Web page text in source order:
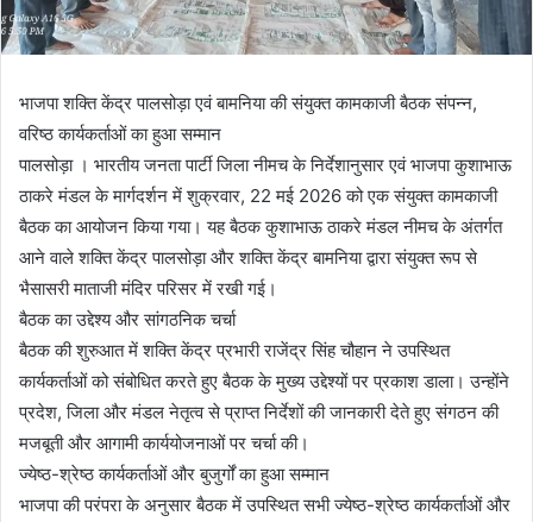
​भाजपा शक्ति केंद्र पालसोड़ा एवं बामनिया की संयुक्त कामकाजी बैठक संपन्न,
वरिष्ठ कार्यकर्ताओं का हुआ सम्मान
​पालसोड़ा । भारतीय जनता पार्टी जिला नीमच के निर्देशानुसार एवं भाजपा कुशाभाऊ
ठाकरे मंडल के मार्गदर्शन में शुक्रवार, 22 मई 2026 को एक संयुक्त कामकाजी
बैठक का आयोजन किया गया। यह बैठक कुशाभाऊ ठाकरे मंडल नीमच के अंतर्गत
आने वाले शक्ति केंद्र पालसोड़ा और शक्ति केंद्र बामनिया द्वारा संयुक्त रूप से
भैसासरी माताजी मंदिर परिसर में रखी गई।
​बैठक का उद्देश्य और सांगठनिक चर्चा
​बैठक की शुरुआत में शक्ति केंद्र प्रभारी राजेंद्र सिंह चौहान ने उपस्थित
कार्यकर्ताओं को संबोधित करते हुए बैठक के मुख्य उद्देश्यों पर प्रकाश डाला। उन्होंने
प्रदेश, जिला और मंडल नेतृत्व से प्राप्त निर्देशों की जानकारी देते हुए संगठन की
मजबूती और आगामी कार्ययोजनाओं पर चर्चा की।
​ज्येष्ठ-श्रेष्ठ कार्यकर्ताओं और बुजुर्गों का हुआ सम्मान
​भाजपा की परंपरा के अनुसार बैठक में उपस्थित सभी ज्येष्ठ-श्रेष्ठ कार्यकर्ताओं और